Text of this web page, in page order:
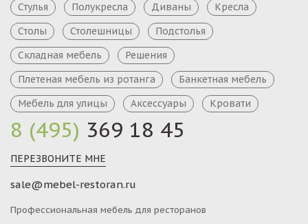
8 (495) 369 18 45
ПЕРЕЗВОНИТЕ МНЕ
sale@mebel-restoran.ru
Профессиональная мебель для ресторанов
Стулья Полукресла Диваны
Кресла
Столы
Столешницы
Подстолья
Складная мебель
Решения
Плетеная мебель из ротанга
Банкетная мебель
Мебель для улицы
Аксессуары Кровати